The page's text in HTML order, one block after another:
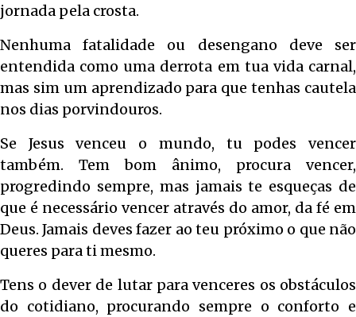
jornada pela crosta.
Nenhuma fatalidade ou desengano deve ser
entendida como uma derrota em tua vida carnal,
mas sim um aprendizado para que tenhas cautela
nos dias porvindouros.
Se Jesus venceu o mundo, tu podes vencer
também. Tem bom ânimo, procura vencer,
progredindo sempre, mas jamais te esqueças de
que é necessário vencer através do amor, da fé em
Deus. Jamais deves fazer ao teu próximo o que não
queres para ti mesmo.
Tens o dever de lutar para venceres os obstáculos
do cotidiano, procurando sempre o conforto e